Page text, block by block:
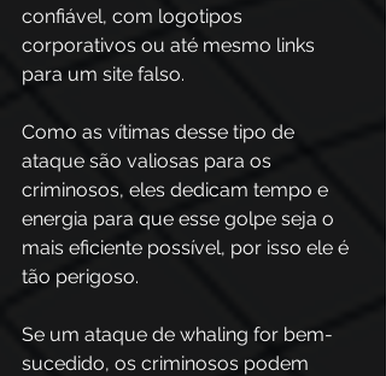
confiável, com logotipos
corporativos ou até mesmo links
para um site falso.
Como as vítimas desse tipo de
ataque são valiosas para os
criminosos, eles dedicam tempo e
energia para que esse golpe seja o
mais eficiente possível, por isso ele é
tão perigoso.
Se um ataque de whaling for bem-
sucedido, os criminosos podem